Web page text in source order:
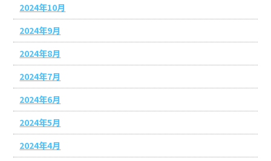
2024年10月
2024年9月
2024年8月
2024年7月
2024年6月
2024年5月
2024年4月